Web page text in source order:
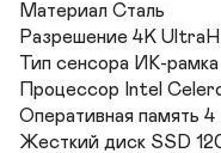
Материал Сталь
Разрешение 4K
Тип сенсора ИК-
Процессор Intel
Оперативная память 4
Жесткий диск SSD